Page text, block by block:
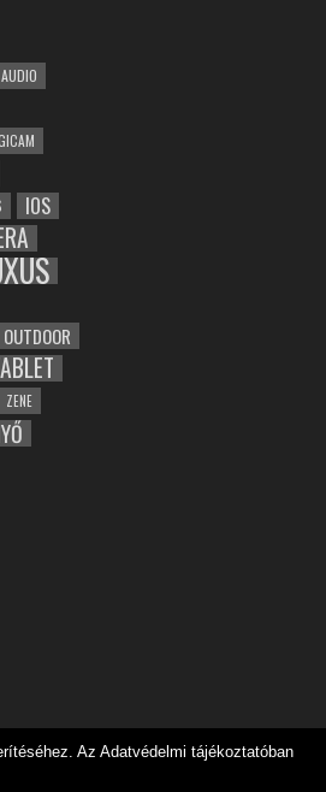
AUDIO
IOS
OUTDOOR
ZENE
Az Adatvédelmi tájékoztatóban